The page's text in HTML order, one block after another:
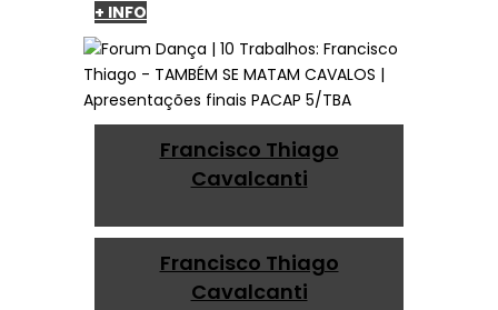
+ INFO
Francisco Thiago
Cavalcanti
Francisco Thiago
Cavalcanti